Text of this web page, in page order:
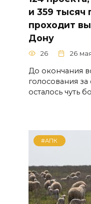
и 359 тысяч
проходит
Дону
26 26
До окончания
голосования за
осталось чуть
#АПК